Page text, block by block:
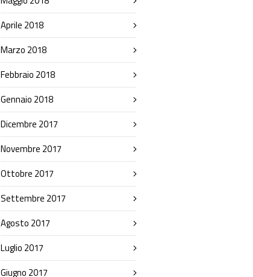
Aprile 2018
Marzo 2018
Febbraio 2018
Gennaio 2018
Dicembre 2017
Novembre 2017
Ottobre 2017
Settembre 2017
Agosto 2017
Luglio 2017
Giugno 2017